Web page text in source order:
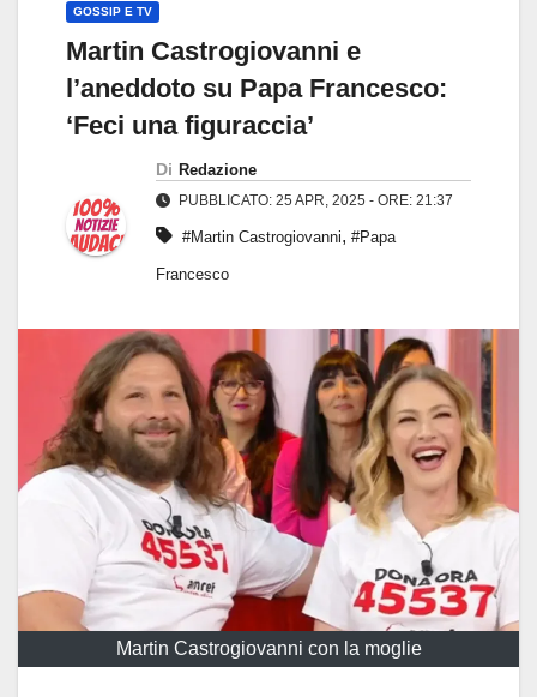
GOSSIP E TV
Martin Castrogiovanni e
l’aneddoto su Papa Francesco:
‘Feci una figuraccia’
Di Redazione
PUBBLICATO: 25 APR, 2025 - ORE: 21:37
#Martin Castrogiovanni, #Papa
Francesco
Martin Castrogiovanni con la moglie